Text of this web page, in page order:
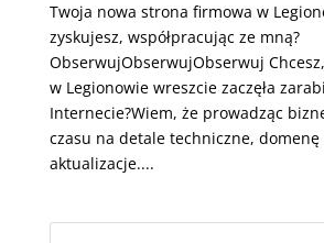
Twoja nowa strona firmowa w
zyskujesz, współpracując ze mną?
ObserwujObserwujObserwuj
w Legionowie wreszcie zaczęła
Internecie?Wiem, że prowadząc
czasu na detale techniczne, domenę
aktualizacje....